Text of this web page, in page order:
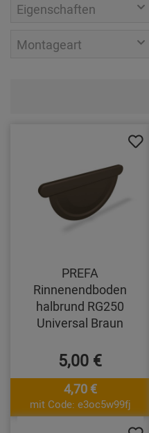
Eigenschaften
Montageart
PREFA
Rinnenendboden
halbrund RG250
Universal Braun
5,00 €
4,70 €
mit Code: e3oc5w99fj